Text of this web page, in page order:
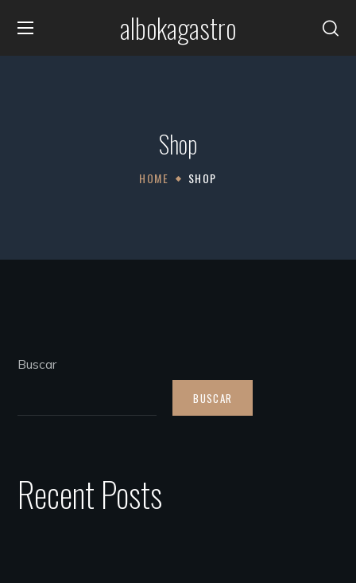
albokagastro
Shop
HOME SHOP
Buscar
BUSCAR
Recent Posts